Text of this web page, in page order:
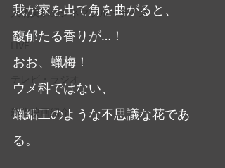
大橋美加のシネマフル・デイズ
LIVE
テレビ・ラジオ
新作映画紹介
我が家を出て角を曲がると、
馥郁たる香りが…！
おお、蠟梅！
ウメ科ではない、
蠟細工のような不思議な花であ
る。